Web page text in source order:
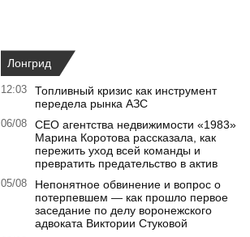
Лонгрид
12:03
Топливный кризис как инструмент
передела рынка АЗС
06/08
CEO агентства недвижимости «1983»
Марина Коротова рассказала, как
пережить уход всей команды и
превратить предательство в актив
05/08
Непонятное обвинение и вопрос о
потерпевшем — как прошло первое
заседание по делу воронежского
адвоката Виктории Стуковой